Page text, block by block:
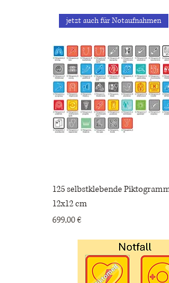
jetzt auch für Notaufnahmen
125 selbstklebende
12x12 cm
Preis
699,00 €